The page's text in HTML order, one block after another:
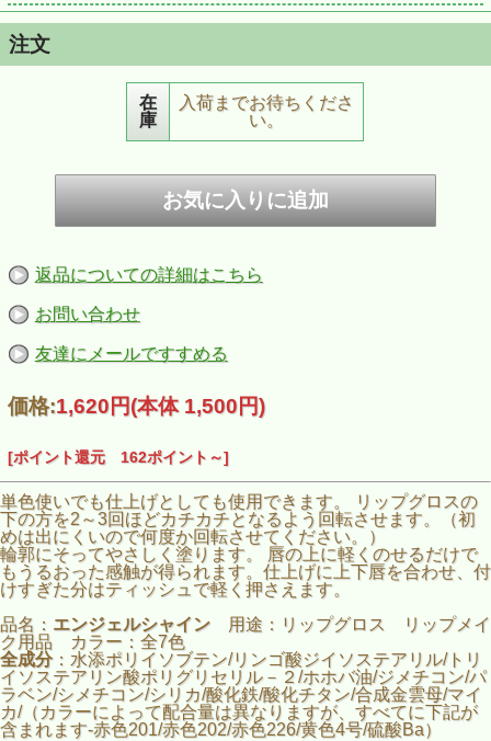
注文
在
庫
入荷までお待ちくださ
い。
返品についての詳細はこちら
お問い合わせ
友達にメールですすめる
価格:1,620円(本体 1,500円)
[ポイント還元 162ポイント～]
単色使いでも仕上げとしても使用できます。 リップグロスの
下の方を2～3回ほどカチカチとなるよう回転させます。（初
めは出にくいので何度か回転させてください。）
輪郭にそってやさしく塗ります。 唇の上に軽くのせるだけで
もうるおった感触が得られます。仕上げに上下唇を合わせ、付
けすぎた分はティッシュで軽く押さえます。
品名： エンジェルシャイン 用途：リップグロス リップメイ
ク用品 カラー：全7色
全成分：水添ポリイソブテン/リンゴ酸ジイソステアリル/トリ
イソステアリン酸ポリグリセリル－２/ホホバ油/ジメチコン/パ
ラベン/シメチコン/シリカ/酸化鉄/酸化チタン/合成金雲母/マイ
カ/（カラーによって配合量は異なりますが、すべてに下記が
含まれます-赤色201/赤色202/赤色226/黄色4号/硫酸Ba）